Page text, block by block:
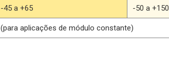
-45 a +65 -50 a +150
(para aplicações de módulo constante)